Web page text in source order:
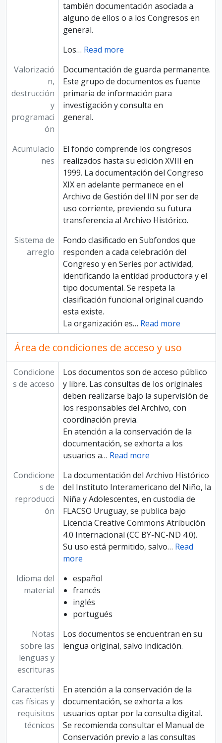
también documentación asociada a
alguno de ellos o a los Congresos en
general.
Los… Read more
Valorizació
n,
destrucción
y
programaci
ón
Documentación de guarda permanente.
Este grupo de documentos es fuente
primaria de información para
investigación y consulta en
general.
Acumulacio
nes
El fondo comprende los congresos
realizados hasta su edición XVIII en
1999. La documentación del Congreso
XIX en adelante permanece en el
Archivo de Gestión del IIN por ser de
uso corriente, previendo su futura
transferencia al Archivo Histórico.
Sistema de
arreglo
Fondo clasificado en Subfondos que
responden a cada celebración del
Congreso y en Series por actividad,
identificando la entidad productora y el
tipo documental. Se respeta la
clasificación funcional original cuando
esta existe.
La organización es… Read more
Área de condiciones de acceso y uso
Condicione
s de acceso
Los documentos son de acceso público
y libre. Las consultas de los originales
deben realizarse bajo la supervisión de
los responsables del Archivo, con
coordinación previa.
En atención a la conservación de la
documentación, se exhorta a los
usuarios a… Read more
Condicione
s de
reproducci
ón
La documentación del Archivo Histórico
del Instituto Interamericano del Niño, la
Niña y Adolescentes, en custodia de
FLACSO Uruguay, se publica bajo
Licencia Creative Commons Atribución
4.0 Internacional (CC BY-NC-ND 4.0).
Su uso está permitido, salvo… Read
more
Idioma del
material
español
francés
inglés
portugués
Notas
sobre las
lenguas y
escrituras
Los documentos se encuentran en su
lengua original, salvo indicación.
Característi
cas físicas y
requisitos
técnicos
En atención a la conservación de la
documentación, se exhorta a los
usuarios optar por la consulta digital.
Se recomienda consultar el Manual de
Conservación previo a las consultas